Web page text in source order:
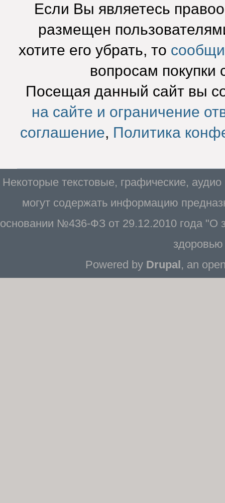
Если Вы являетесь
размещен
хотите его убрать, то
вопросам покупки
Посещая данный сайт вы
на сайте и ограничение
соглашение, Политика
Некоторые текстовые, графические,
могут содержать информацию
основании №436-ФЗ от 29.12.2010 года "О
Powered by Drupal, an